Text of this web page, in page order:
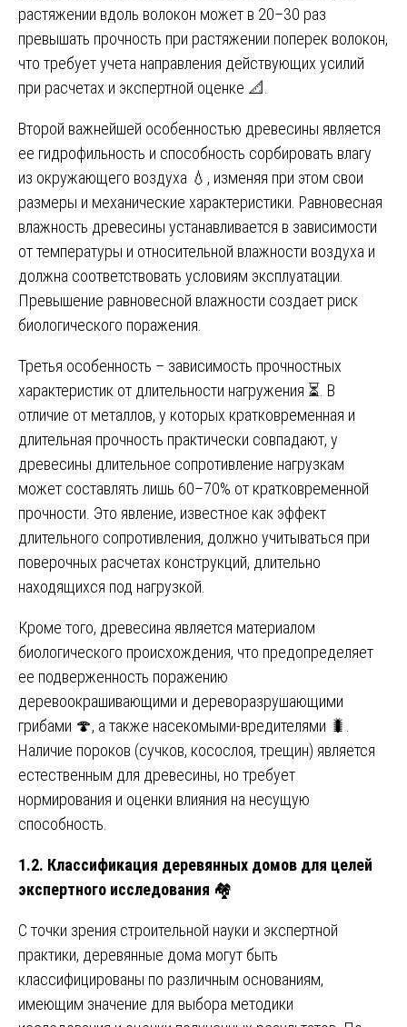
растяжении вдоль волокон может в 20–30 раз
превышать прочность при растяжении поперек волокон,
что требует учета направления действующих усилий
при расчетах и экспертной оценке 📐.
Второй важнейшей особенностью древесины является
ее гидрофильность и способность сорбировать влагу
из окружающего воздуха 💧, изменяя при этом свои
размеры и механические характеристики. Равновесная
влажность древесины устанавливается в зависимости
от температуры и относительной влажности воздуха и
должна соответствовать условиям эксплуатации.
Превышение равновесной влажности создает риск
биологического поражения.
Третья особенность – зависимость прочностных
характеристик от длительности нагружения ⏳. В
отличие от металлов, у которых кратковременная и
длительная прочность практически совпадают, у
древесины длительное сопротивление нагрузкам
может составлять лишь 60–70% от кратковременной
прочности. Это явление, известное как эффект
длительного сопротивления, должно учитываться при
поверочных расчетах конструкций, длительно
находящихся под нагрузкой.
Кроме того, древесина является материалом
биологического происхождения, что предопределяет
ее подверженность поражению
деревоокрашивающими и дереворазрушающими
грибами 🍄, а также насекомыми-вредителями 🐛.
Наличие пороков (сучков, косослоя, трещин) является
естественным для древесины, но требует
нормирования и оценки влияния на несущую
способность.
1.2. Классификация деревянных домов для целей
экспертного исследования 🏘️
С точки зрения строительной науки и экспертной
практики, деревянные дома могут быть
классифицированы по различным основаниям,
имеющим значение для выбора методики